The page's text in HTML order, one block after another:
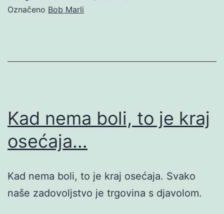
Označeno Bob Marli
Kad nema boli, to je kraj
osećaja…
Kad nema boli, to je kraj osećaja. Svako
naše zadovoljstvo je trgovina s djavolom.